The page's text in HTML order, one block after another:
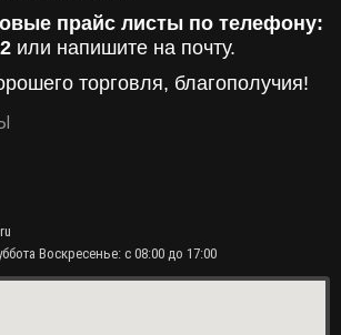
прайс листы по телефону:
или напишите на почту.
торговля, благополучия!
Воскресенье: с 08:00 до 17:00